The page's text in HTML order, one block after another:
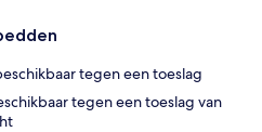
tegen een toeslag
tegen een toeslag van